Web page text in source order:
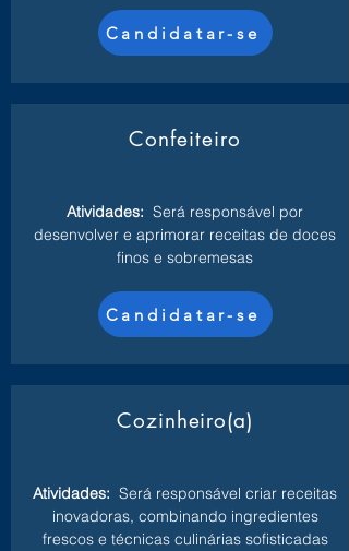
Candidatar-se
Confeiteiro
Atividades: Será responsável por
desenvolver e aprimorar receitas de doces
finos e sobremesas
Candidatar-se
Cozinheiro(a)
Atividades: Será responsável criar receitas
inovadoras, combinando ingredientes
frescos e técnicas culinárias sofisticadas